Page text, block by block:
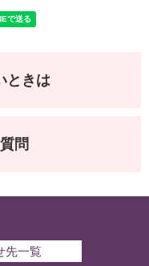
ときは
問
先一覧